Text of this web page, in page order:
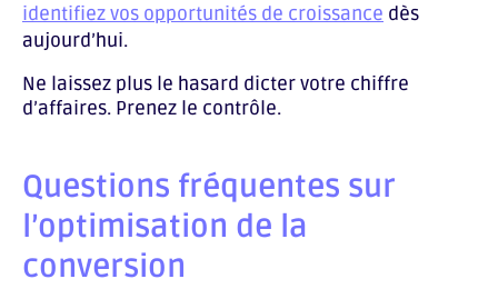
identifiez vos opportunités de croissance dès
aujourd’hui.
Ne laissez plus le hasard dicter votre chiffre
d’affaires. Prenez le contrôle.
Questions fréquentes sur
l’optimisation de la
conversion